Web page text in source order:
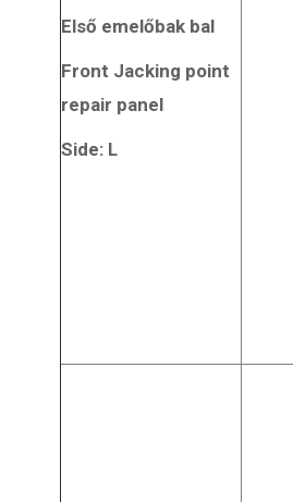
Első emelőbak bal
Front Jacking point
repair panel
Side: L